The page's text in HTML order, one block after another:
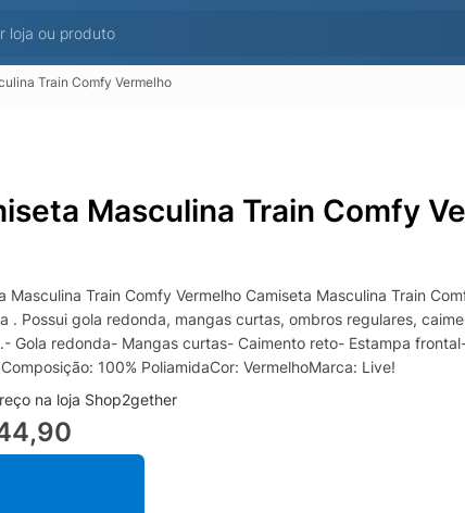
Train Comfy Vermelho
Masculina Train Comfy
Masculina Train Comfy Vermelho Camiseta Masculina Train
. Possui gola redonda, mangas curtas, ombros regulares,
Gola redonda- Mangas curtas- Caimento reto- Estampa
100% PoliamidaCor: VermelhoMarca: Live!
na loja Shop2gether